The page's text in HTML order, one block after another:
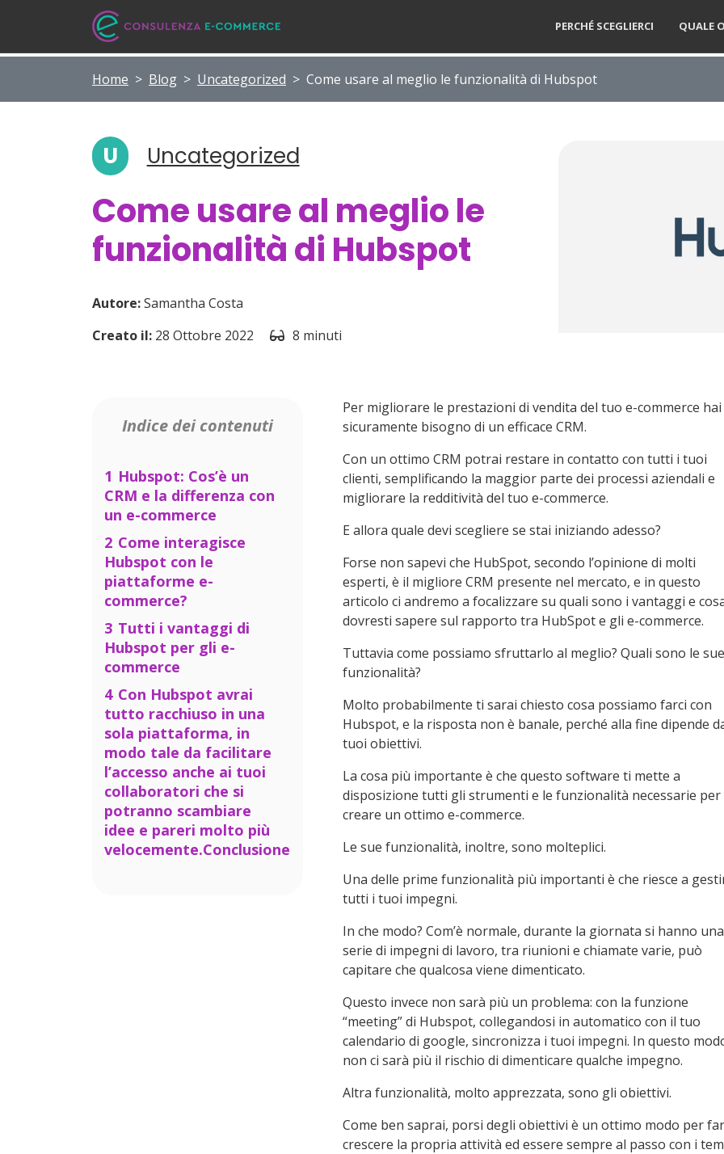
PERCHÉ SCEGLIERCI QUALE
Home > Blog > Uncategorized > Come usare al meglio le funzionalità di Hubspot
U Uncategorized
Come usare al meglio le
funzionalità di Hubspot
Autore:Samantha Costa
Creato il: 28 Ottobre 2022 8 minuti
Indice dei contenuti
1 Hubspot: Cos’è un
CRM e la differenza con
un e-commerce
2 Come interagisce
Hubspot con le
piattaforme e-
commerce?
3 Tutti i vantaggi di
Hubspot per gli e-
commerce
4 Con Hubspot avrai
tutto racchiuso in una
sola piattaforma, in
modo tale da facilitare
l’accesso anche ai tuoi
collaboratori che si
potranno scambiare
idee e pareri molto più
velocemente.Conclusione
Per migliorare le prestazioni di vendita del tuo e-commerce hai
sicuramente bisogno di un efficace CRM.
Con un ottimo CRM potrai restare in contatto con tutti i tuoi
clienti, semplificando la maggior parte dei processi aziendali e
migliorare la redditività del tuo e-commerce.
E allora quale devi scegliere se stai iniziando adesso?
Forse non sapevi che HubSpot, secondo l’opinione di molti
esperti, è il migliore CRM presente nel mercato, e in questo
articolo ci andremo a focalizzare su quali sono i vantaggi e
dovresti sapere sul rapporto tra HubSpot e gli e-commerce.
Tuttavia come possiamo sfruttarlo al meglio? Quali sono le sue
funzionalità?
Molto probabilmente ti sarai chiesto cosa possiamo farci con
Hubspot, e la risposta non è banale, perché alla fine dipende
tuoi obiettivi.
La cosa più importante è che questo software ti mette a
disposizione tutti gli strumenti e le funzionalità necessarie per
creare un ottimo e-commerce.
Le sue funzionalità, inoltre, sono molteplici.
Una delle prime funzionalità più importanti è che riesce a
tutti i tuoi impegni.
In che modo? Com’è normale, durante la giornata si hanno una
serie di impegni di lavoro, tra riunioni e chiamate varie, può
capitare che qualcosa viene dimenticato.
Questo invece non sarà più un problema: con la funzione
“meeting” di Hubspot, collegandosi in automatico con il tuo
calendario di google, sincronizza i tuoi impegni. In questo
non ci sarà più il rischio di dimenticare qualche impegno.
Altra funzionalità, molto apprezzata, sono gli obiettivi.
Come ben saprai, porsi degli obiettivi è un ottimo modo per far
crescere la propria attività ed essere sempre al passo con i